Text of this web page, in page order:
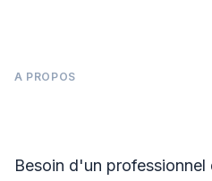
A PROPOS
Besoin d'un professionnel